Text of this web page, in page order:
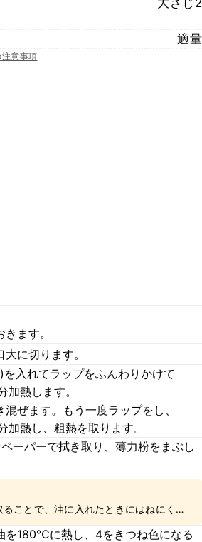
大さじ2
適量
意事項
ます。
に切ります。
入れてラップをふんわりかけて
加熱します。
ぜます。もう一度ラップをし、
加熱し、粗熱を取ります。
ーパーで拭き取り、薄力粉をまぶし
ことで、油に入れたときにはねにくく
を180℃に熱し、4をきつね色になる